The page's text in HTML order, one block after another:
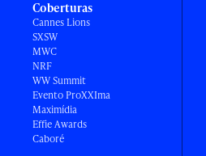
Coberturas
Cannes Lions
SXSW
MWC
NRF
WW Summit
Evento ProXXIma
Maximídia
Effie Awards
Caboré